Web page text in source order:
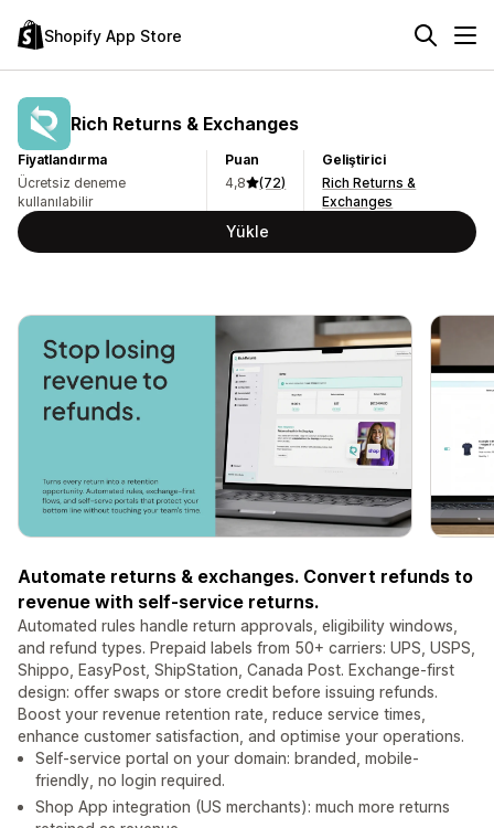
Shopify App Store
Rich Returns & Exchanges
Fiyatlandırma
Ücretsiz deneme
kullanılabilir
Puan
4,8
(72)
Geliştirici
Rich Returns &
Exchanges
Yükle
Automate returns & exchanges. Convert refunds to
revenue with self-service returns.
Automated rules handle return approvals, eligibility windows,
and refund types. Prepaid labels from 50+ carriers: UPS, USPS,
Shippo, EasyPost, ShipStation, Canada Post. Exchange-first
design: offer swaps or store credit before issuing refunds.
Boost your revenue retention rate, reduce service times,
enhance customer satisfaction, and optimise your operations.
Self-service portal on your domain: branded, mobile-
friendly, no login required.
Shop App integration (US merchants): much more returns